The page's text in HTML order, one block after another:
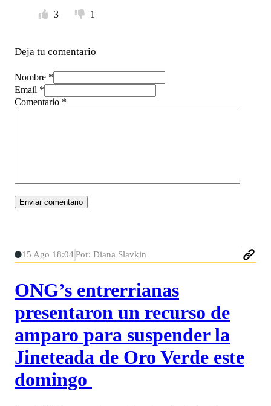
3
1
Deja tu comentario
Nombre *
Email *
Comentario *
15 Ago 18:04Por: Diana Slavkin
ONG’s entrerrianas
presentaron un recurso de
amparo para suspender la
Jineteada de Oro Verde este
domingo